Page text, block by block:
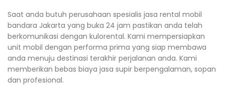
Saat anda butuh perusahaan spesialis jasa rental mobil
bandara Jakarta yang buka 24 jam pastikan anda telah
berkomunikasi dengan kulorental. Kami mempersiapkan
unit mobil dengan performa prima yang siap membawa
anda menuju destinasi terakhir perjalanan anda. Kami
memberikan bebas biaya jasa supir berpengalaman, sopan
dan profesional.